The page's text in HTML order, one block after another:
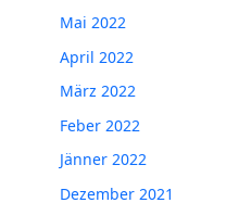
Mai 2022
April 2022
März 2022
Feber 2022
Jänner 2022
Dezember 2021